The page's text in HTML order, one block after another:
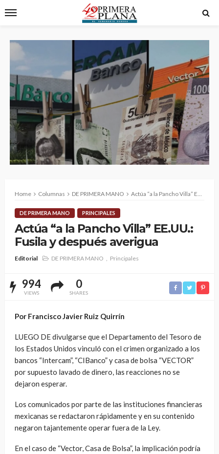
Home Columnas DE PRIMERA MANO Actúa “a la Pancho Villa” EE.UU.: Fusila y después averigua
DE PRIMERA MANO PRINCIPALES
Actúa “a la Pancho Villa” EE.UU.:
Fusila y después averigua
Editorial DE PRIMERA MANO Principales
994
VIEWS
0
SHARES
Por Francisco Javier Ruiz Quirrín
LUEGO DE divulgarse que el Departamento del Tesoro de
los Estados Unidos vinculó con el crimen organizado a los
bancos “Intercam”, “CIBanco” y casa de bolsa “VECTOR”
por supuesto lavado de dinero, las reacciones no se
dejaron esperar.
Los comunicados por parte de las instituciones financieras
mexicanas se redactaron rápidamente y en su contenido
negaron tajantemente operar fuera de la Ley.
En el caso de “Vector, Casa de Bolsa”, la implicación podría